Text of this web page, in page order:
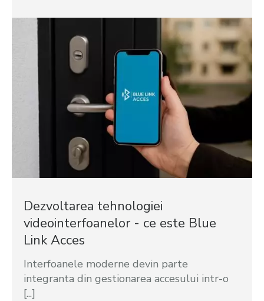
Dezvoltarea tehnologiei
videointerfoanelor - ce este Blue
Link Acces
Interfoanele moderne devin parte
integranta din gestionarea accesului intr-o
[...]